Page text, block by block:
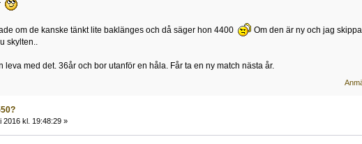
om de kanske tänkt lite baklänges och då säger hon 4400
Om den är ny och jag
skylten..
leva med det. 36år och bor utanför en håla. Får ta en ny match nästa år.
2016 kl. 19:48:29 »